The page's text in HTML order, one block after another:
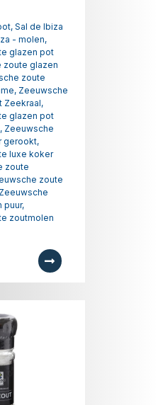
Sal de Ibiza
- molen,
glazen pot
zoute glazen
zoute
Zeeuwsche
Zeekraal,
glazen pot
Zeeuwsche
gerookt,
luxe koker
zoute
zoute
puur,
zoutmolen